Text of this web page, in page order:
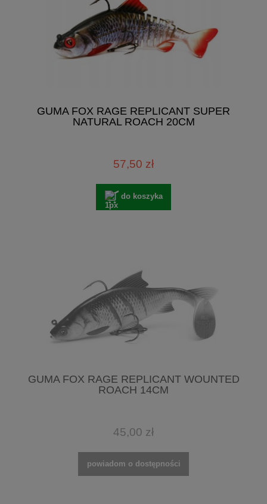
GUMA FOX RAGE REPLICANT SUPER
NATURAL ROACH 20CM
57,50 zł
do koszyka
GUMA FOX RAGE REPLICANT WOUNTED
ROACH 14CM
45,00 zł
powiadom o dostępności